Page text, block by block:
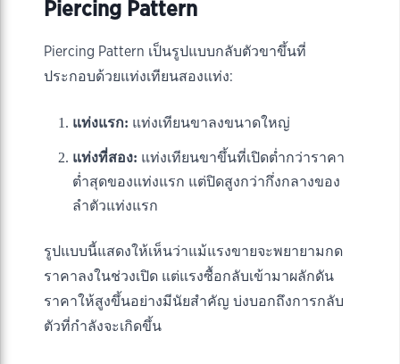
Piercing Pattern
Piercing Pattern เป็นรูปแบบกลับตัวขาขึ้นที่
ประกอบด้วยแท่งเทียนสองแท่ง:
แท่งแรก: แท่งเทียนขาลงขนาดใหญ่
แท่งที่สอง: แท่งเทียนขาขึ้นที่เปิดต่ำกว่าราคา
ต่ำสุดของแท่งแรก แต่ปิดสูงกว่ากึ่งกลางของ
ลำตัวแท่งแรก
รูปแบบนี้แสดงให้เห็นว่าแม้แรงขายจะพยายามกด
ราคาลงในช่วงเปิด แต่แรงซื้อกลับเข้ามาผลักดัน
ราคาให้สูงขึ้นอย่างมีนัยสำคัญ บ่งบอกถึงการกลับ
ตัวที่กำลังจะเกิดขึ้น